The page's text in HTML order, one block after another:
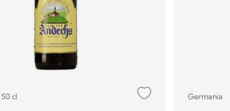
50 cl Germania